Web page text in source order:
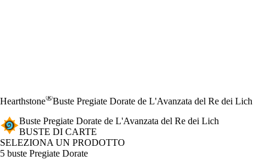
Hearthstone®Buste Pregiate Dorate de L'Avanzata del Re dei Lich
Buste Pregiate Dorate de L'Avanzata del Re dei Lich
BUSTE DI CARTE
SELEZIONA UN PRODOTTO
5 buste Pregiate Dorate